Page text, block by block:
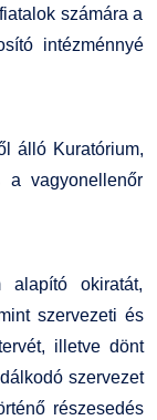
számára a
intézménnyé
álló Kuratórium,
a vagyonellenőr
okiratát,
szervezeti és
illetve dönt
szervezet
részesedés